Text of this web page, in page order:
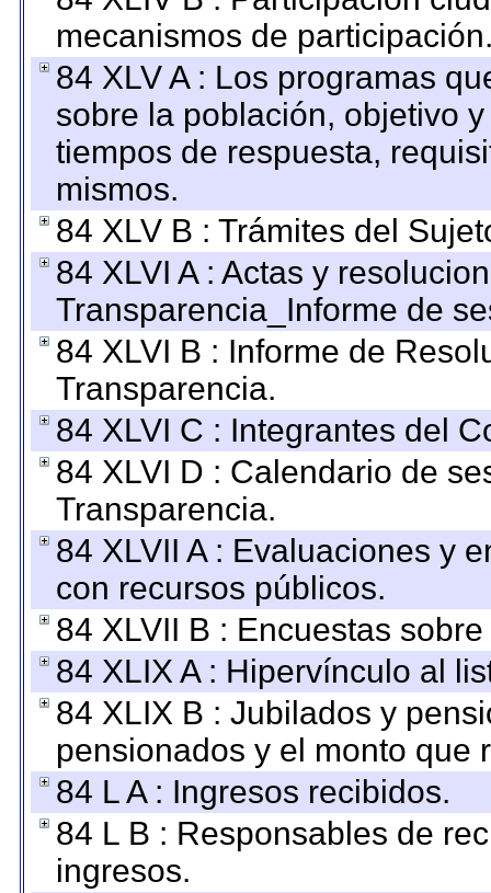
mecanismos de
84 XLV A : Los programas
sobre la población, objetivo
tiempos de respuesta,
mismos.
84 XLV B : Trámites del
84 XLVI A : Actas y
Transparencia_Informe de
84 XLVI B : Informe de
Transparencia.
84 XLVI C : Integrantes del
84 XLVI D : Calendario de
Transparencia.
84 XLVII A : Evaluaciones y
con recursos públicos.
84 XLVII B : Encuestas
84 XLIX A : Hipervínculo al
84 XLIX B : Jubilados y
pensionados y el monto que
84 L A : Ingresos recibidos.
84 L B : Responsables de
ingresos.